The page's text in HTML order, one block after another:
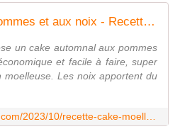
Cake moelleux aux pommes et aux noix - Recette en vidéo - www.sucreetepices.com
un cake automnal aux pommes
et facile à faire, super
Les noix apportent du